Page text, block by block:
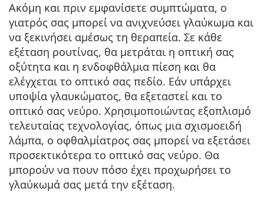
Ακόμη και πριν εμφανίσετε συμπτώματα, ο
γιατρός σας μπορεί να ανιχνεύσει γλαύκωμα και
να ξεκινήσει αμέσως τη θεραπεία. Σε κάθε
εξέταση ρουτίνας, θα μετράται η οπτική σας
οξύτητα και η ενδοφθάλμια πίεση και θα
ελέγχεται το οπτικό σας πεδίο. Εάν υπάρχει
υποψία γλαυκώματος, θα εξεταστεί και το
οπτικό σας νεύρο. Χρησιμοποιώντας εξοπλισμό
τελευταίας τεχνολογίας, όπως μια σχισμοειδή
λάμπα, ο οφθαλμίατρος σας μπορεί να εξετάσει
προσεκτικότερα το οπτικό σας νεύρο. Θα
μπορούν να πουν πόσο έχει προχωρήσει το
γλαύκωμά σας μετά την εξέταση.